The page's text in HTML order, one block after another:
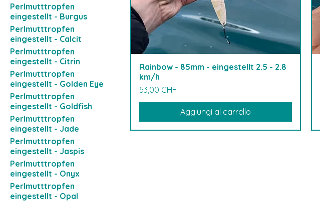
Perlmutttropfen
eingestellt - Burgus
Perlmutttropfen
eingestellt - Calcit
Perlmutttropfen
eingestellt - Citrin
Perlmutttropfen
eingestellt - Golden Eye
Perlmutttropfen
eingestellt - Goldfish
Perlmutttropfen
eingestellt - Jade
Perlmutttropfen
eingestellt - Jaspis
Perlmutttropfen
eingestellt - Onyx
Perlmutttropfen
eingestellt - Opal
Rainbow - 85mm - eingestellt 2.5 - 2.8
km/h
Prezzo
53,00 CHF
Aggiungi al carrello